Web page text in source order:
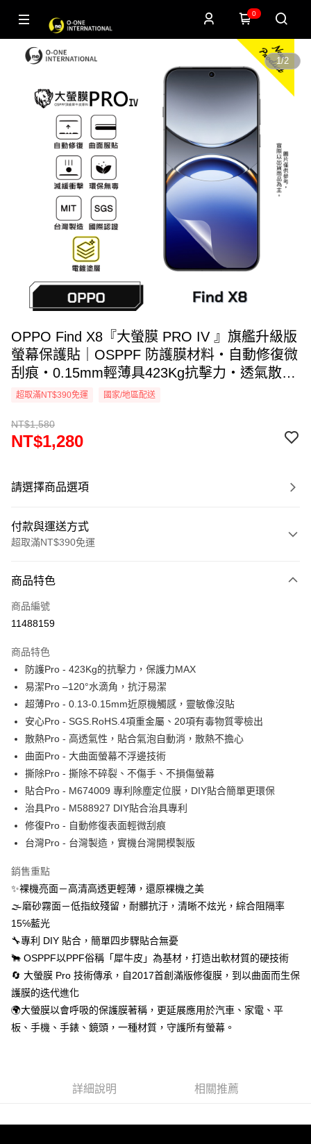
0
1/2
OPPO Find X8『大螢膜 PRO IV 』旗艦升級版
螢幕保護貼｜OSPPF 防護膜材料・自動修復微
刮痕・0.15mm輕薄具423Kg抗擊力・透氣散熱
｜全新膜面鍍層裸機觸感. DIY貼合專利 ｜MIT
超取滿NT$390免運 國家/地區配送
NT$1,580
NT$1,280
請選擇商品選項
付款與運送方式
超取滿NT$390免運
信用卡一次付款
超商取貨付款
運送方式
全家取貨付款
每筆NT$60，滿NT$390(含以上)免運費
7-11取貨付款
每筆NT$60，滿NT$390(含以上)免運費
宅配
每筆NT$55，滿NT$390(含以上)免運費
國際配送
商品特色
商品編號
11488159
商品特色
防護Pro - 423Kg的抗擊力，保護力MAX
易潔Pro –120°水滴角，抗汙易潔
超薄Pro - 0.13-0.15mm近原機觸感，靈敏像沒貼
安心Pro - SGS.RoHS.4項重金屬、20項有毒物質零檢出
散熱Pro - 高透氣性，貼合氣泡自動消，散熱不擔心
曲面Pro - 大曲面螢幕不浮邊技術
撕除Pro - 撕除不碎裂、不傷手、不損傷螢幕
貼合Pro - M674009 專利除塵定位膜，DIY貼合簡單更環保
治具Pro - M588927 DIY貼合治具專利
修復Pro - 自動修復表面輕微刮痕
台灣Pro - 台灣製造，實機台灣開模製版
銷售重點
✨裸機亮面－高清高透更輕薄，還原裸機之美
🌫磨砂霧面－低指紋殘留，耐髒抗汙，清晰不炫光，綜合阻隔率
15℅藍光
🔧專利 DIY 貼合，簡單四步驟貼合無憂
🐂 OSPPF以PPF俗稱「犀牛皮」為基材，打造出軟材質的硬技術
🔄 大螢膜 Pro 技術傳承，自2017首創滿版修復膜，到以曲面而生保
護膜的迭代進化
🌍大螢膜以會呼吸的保護膜著稱，更延展應用於汽車、家電、平
板、手機、手錶、鏡頭，一種材質，守護所有螢幕。
詳細說明 相關推薦